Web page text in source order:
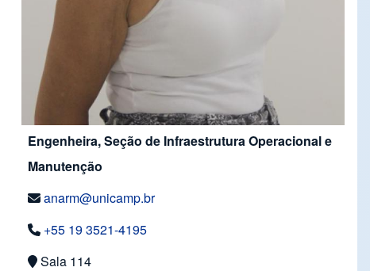
Engenheira, Seção de Infraestrutura Operacional e
Manutenção
anarm@unicamp.br
+55 19 3521-4195
Sala 114